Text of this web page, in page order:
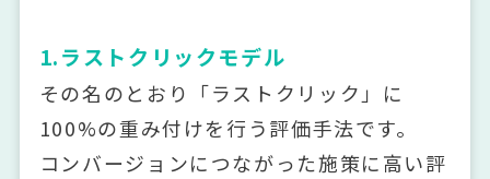
1.ラストクリックモデル
その名のとおり「ラストクリック」に
100%の重み付けを行う評価手法です。
コンバージョンにつながった施策に高い評